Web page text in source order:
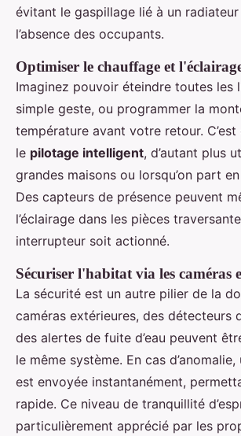
évitant le gaspillage lié à un
l’absence des occupants.
Optimiser le chauffage et
Imaginez pouvoir éteindre toutes les
simple geste, ou programmer la
température avant votre retour.
le pilotage intelligent, d’autant plus
grandes maisons ou lorsqu’on part
Des capteurs de présence peuvent
l’éclairage dans les pièces
interrupteur soit actionné.
Sécuriser l'habitat via les caméras
La sécurité est un autre pilier de la
caméras extérieures, des détecteurs
des alertes de fuite d’eau peuvent
le même système. En cas
est envoyée instantanément,
rapide. Ce niveau de tranquillité
particulièrement apprécié par les